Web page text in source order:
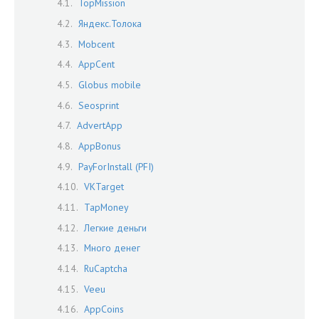
TopMission
Яндекс.Толока
Mobcent
AppCent
Globus mobile
Seosprint
AdvertApp
AppBonus
PayForInstall (PFI)
VKTarget
TapMoney
Легкие деньги
Много денег
RuCaptcha
Veeu
AppCoins